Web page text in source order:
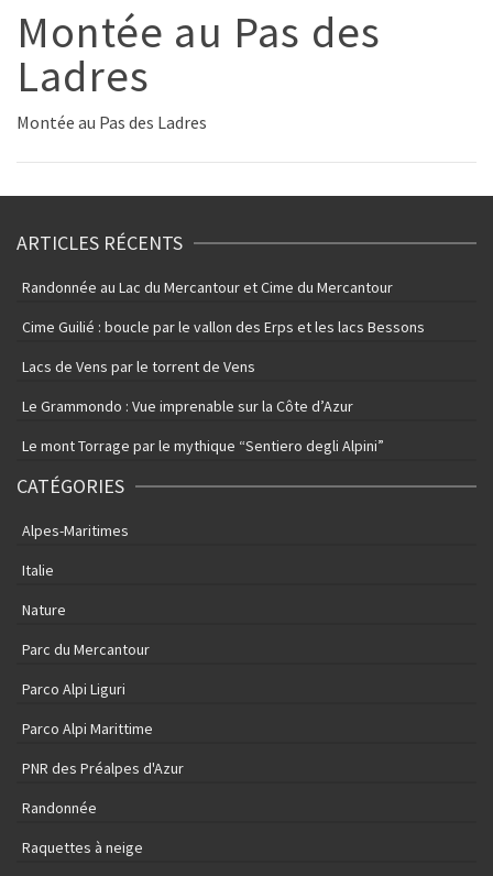
Montée au Pas des
Ladres
Montée au Pas des Ladres
ARTICLES RÉCENTS
Randonnée au Lac du Mercantour et Cime du Mercantour
Cime Guilié : boucle par le vallon des Erps et les lacs Bessons
Lacs de Vens par le torrent de Vens
Le Grammondo : Vue imprenable sur la Côte d’Azur
Le mont Torrage par le mythique “Sentiero degli Alpini”
CATÉGORIES
Alpes-Maritimes
Italie
Nature
Parc du Mercantour
Parco Alpi Liguri
Parco Alpi Marittime
PNR des Préalpes d'Azur
Randonnée
Raquettes à neige